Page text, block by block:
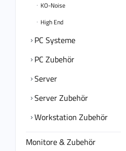
KO-Noise
High End
PC Systeme
PC Zubehör
Server
Server Zubehör
Workstation Zubehör
Monitore & Zubehör